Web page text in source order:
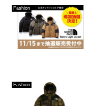
Fashion
Fashion